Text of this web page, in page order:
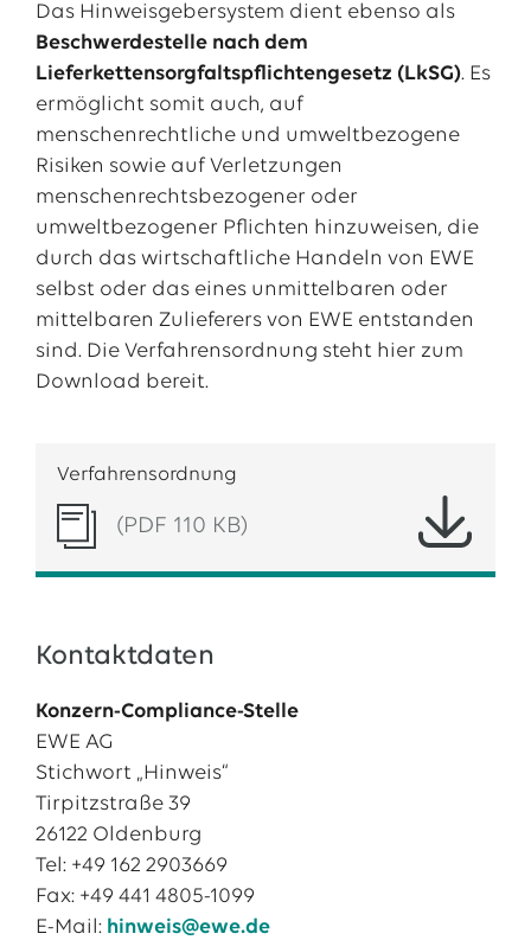
Das Hinweisgebersystem dient ebenso als
Beschwerdestelle nach dem
Lieferkettensorgfaltspflichtengesetz (LkSG). Es
ermöglicht somit auch, auf
menschenrechtliche und umweltbezogene
Risiken sowie auf Verletzungen
menschenrechtsbezogener oder
umweltbezogener Pflichten hinzuweisen, die
durch das wirtschaftliche Handeln von EWE
selbst oder das eines unmittelbaren oder
mittelbaren Zulieferers von EWE entstanden
sind. Die Verfahrensordnung steht hier zum
Download bereit.
Verfahrensordnung
(PDF 110 KB)
Kontaktdaten
Konzern-Compliance-Stelle
EWE AG
Stichwort „Hinweis“
Tirpitzstraße 39
26122 Oldenburg
Tel: +49 162 2903669
Fax: +49 441 4805-1099
E-Mail: hinweis@ewe.de